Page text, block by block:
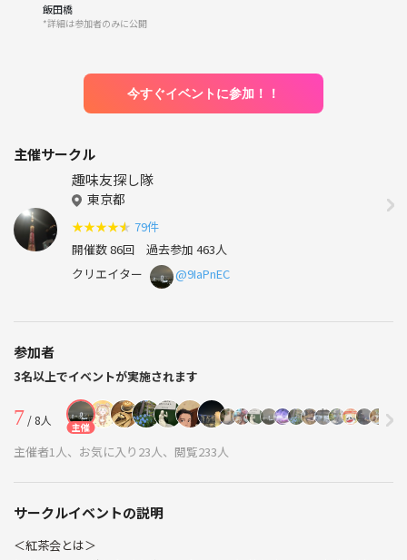
飯田橋
*詳細は参加者のみに公開
今すぐイベントに参加！！
主催サークル
趣味友探し隊
東京都
★★★★★ 79件
開催数 86回 過去参加 463人
クリエイター
@9IaPnEC
参加者
3名以上でイベントが実施されます
7/ 8人 主催
主催者1人、お気に入り23人、閲覧233人
サークルイベントの説明
＜紅茶会とは＞